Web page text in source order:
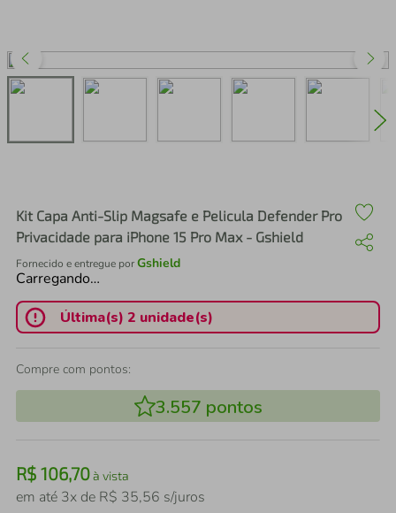
Kit Capa Anti-Slip Magsafe e Pelicula Defender Pro
Privacidade para iPhone 15 Pro Max - Gshield
Fornecido e entregue porGshield
Carregando…
Última(s) 2 unidade(s)
Compre com pontos:
3.557 pontos
R$ 106,70à vista
em até 3x de R$ 35,56 s/juros
perfume